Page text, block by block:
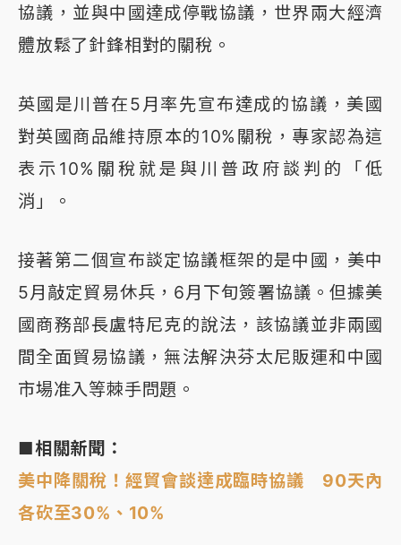
協議，並與中國達成停戰協議，世界兩大經濟
體放鬆了針鋒相對的關稅。
英國是川普在5月率先宣布達成的協議，美國
對英國商品維持原本的10%關稅，專家認為這
表示10%關稅就是與川普政府談判的「低
消」。
接著第二個宣布談定協議框架的是中國，美中
5月敲定貿易休兵，6月下旬簽署協議。但據美
國商務部長盧特尼克的說法，該協議並非兩國
間全面貿易協議，無法解決芬太尼販運和中國
市場准入等棘手問題。
■相關新聞：
美中降關稅！經貿會談達成臨時協議 90天內
各砍至30%、10%